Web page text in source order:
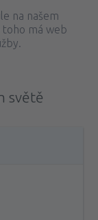
na našem
má web
světě